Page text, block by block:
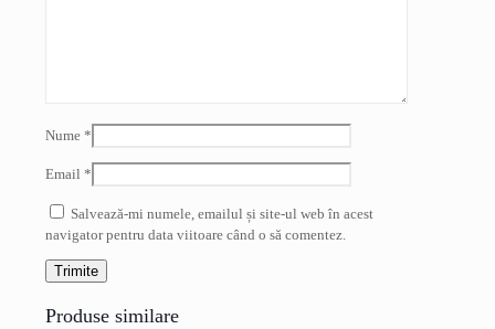
Nume *
Email *
Salvează-mi numele, emailul și site-ul web în acest
navigator pentru data viitoare când o să comentez.
Produse similare